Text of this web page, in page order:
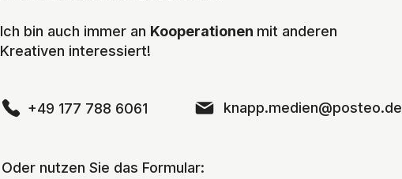
Ich bin auch immer an Kooperationen mit anderen
Kreativen interessiert!
+49 177 788 6061 knapp.medien@posteo.de
Oder nutzen Sie das Formular: